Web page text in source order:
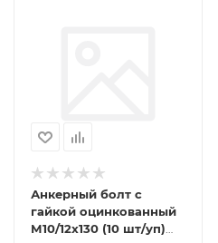
Анкерный болт с
гайкой оцинкованный
М10/12x130 (10 шт/уп)